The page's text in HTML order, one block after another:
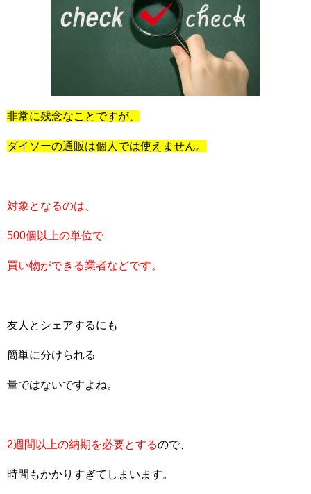
非常に残念なことですが、
ダイソーの通販は個人では使えません。
対象となるのは、
500個以上の単位で
買い物ができる業者などです。
友人とシェアするにも
簡単に分けられる
量ではないですよね。
2週間以上の納期を必要とするので、
時間もかかりすぎてしまいます。